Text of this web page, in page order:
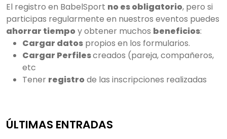
El registro en BabelSport no es obligatorio, pero si
participas regularmente en nuestros eventos puedes
ahorrar tiempo y obtener muchos beneficios:
Cargar datos propios en los formularios.
Cargar Perfilescreados (pareja, compañeros,
etc
Tener registro de las inscripciones realizadas
ÚLTIMAS ENTRADAS